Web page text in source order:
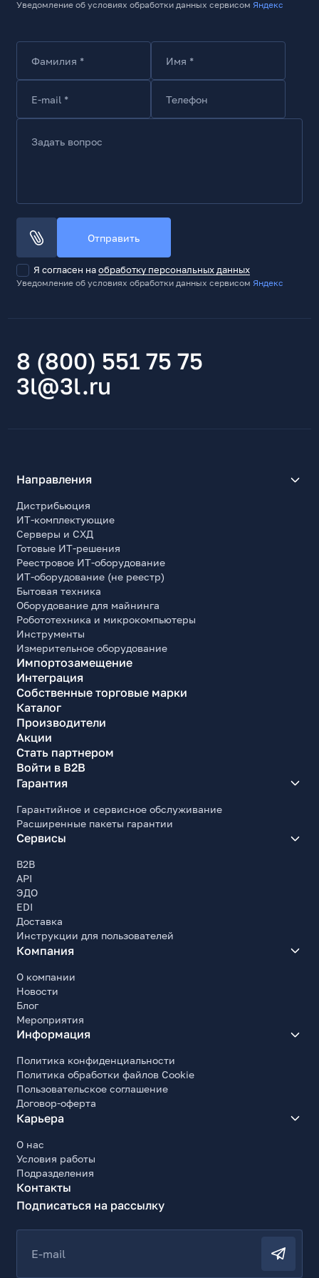
25
внешних кнопок
Вид поставки
RTL
Комплект поставки
Дверной звонок, приемник, крепление, инструкция
Уведомление об условиях обработки данных сервисомЯндекс
Фамилия * Имя *
E-mail * Телефон
Задать вопрос
Отправить
Я согласен наобработку персональных данных
Уведомление об условиях обработки данных сервисомЯндекс
8 (800) 551 75 75
3l@3l.ru
Направления
Дистрибьюция
ИТ-комплектующие
Серверы и СХД
Готовые ИТ-решения
Реестровое ИТ-оборудование
ИТ-оборудование (не реестр)
Бытовая техника
Оборудование для майнинга
Робототехника и микрокомпьютеры
Инструменты
Измерительное оборудование
Импортозамещение
Интеграция
Собственные торговые марки
Каталог
Производители
Акции
Стать партнером
Войти в B2B
Гарантия
Гарантийное и сервисное обслуживание
Расширенные пакеты гарантии
Сервисы
B2B
API
ЭДО
EDI
Доставка
Инструкции для пользователей
Компания
О компании
Новости
Блог
Мероприятия
Информация
Политика конфиденциальности
Политика обработки файлов Cookie
Пользовательское соглашение
Договор-оферта
Карьера
О нас
Условия работы
Подразделения
Контакты
Подписаться на рассылку
E-mail